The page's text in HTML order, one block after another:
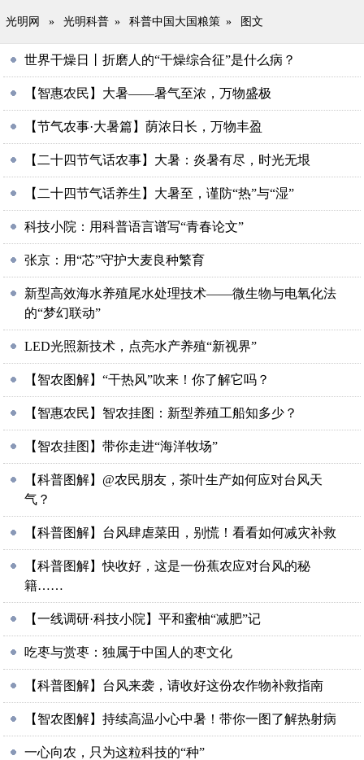
光明网 » 光明科普 » 科普中国大国粮策 » 图文
世界干燥日丨折磨人的“干燥综合征”是什么病？
【智惠农民】大暑——暑气至浓，万物盛极
【节气农事·大暑篇】荫浓日长，万物丰盈
【二十四节气话农事】大暑：炎暑有尽，时光无垠
【二十四节气话养生】 大暑至，谨防“热”与“湿”
科技小院：用科普语言谱写“青春论文”
张京：用“芯”守护大麦良种繁育
新型高效海水养殖尾水处理技术——微生物与电氧化法
的“梦幻联动”
LED光照新技术，点亮水产养殖“新视界”
【智农图解】“干热风”吹来！你了解它吗？
【智惠农民】智农挂图：新型养殖工船知多少？
【智农挂图】带你走进“海洋牧场”
【科普图解】@农民朋友，茶叶生产如何应对台风天
气？
【科普图解】台风肆虐菜田，别慌！看看如何减灾补救
【科普图解】快收好，这是一份蕉农应对台风的秘
籍……
【一线调研·科技小院】平和蜜柚“减肥”记
吃枣与赏枣：独属于中国人的枣文化
【科普图解】台风来袭，请收好这份农作物补救指南
【智农图解】持续高温小心中暑！带你一图了解热射病
一心向农，只为这粒科技的“种”